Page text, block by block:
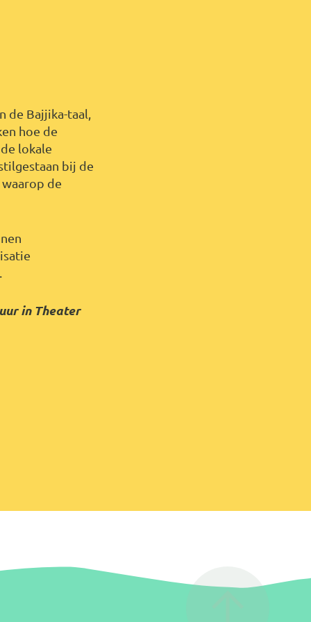
de Bajjika-taal,
hoe de
lokale
bij de
de
in Theater